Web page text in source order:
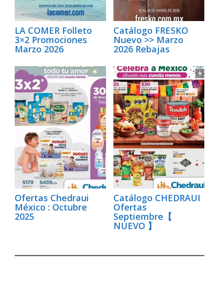
LA COMER Folleto
3×2 Promociones
Marzo 2026
Catálogo FRESKO
Nuevo >> Marzo
2026 Rebajas
Ofertas Chedraui
México : Octubre
2025
Catálogo CHEDRAUI
Ofertas
Septiembre【
NUEVO 】